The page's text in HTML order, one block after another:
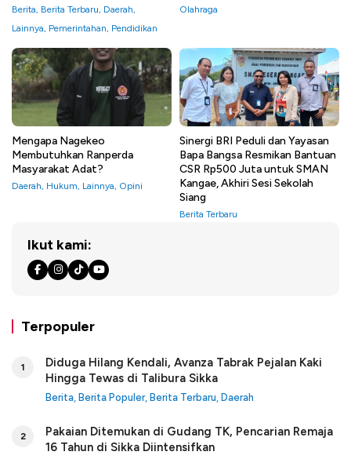
Berita, Berita Terbaru, Daerah,
Lainnya, Pemerintahan, Pendidikan
Olahraga
Mengapa Nagekeo
Membutuhkan Ranperda
Masyarakat Adat?
Daerah, Hukum, Lainnya, Opini
Sinergi BRI Peduli dan Yayasan
Bapa Bangsa Resmikan Bantuan
CSR Rp500 Juta untuk SMAN
Kangae, Akhiri Sesi Sekolah
Siang
Berita Terbaru
Ikut kami:
Terpopuler
1
Diduga Hilang Kendali, Avanza Tabrak Pejalan Kaki
Hingga Tewas di Talibura Sikka
Berita Berita Populer, Berita Terbaru Daerah
2
Pakaian Ditemukan di Gudang TK, Pencarian Remaja
16 Tahun di Sikka Diintensifkan